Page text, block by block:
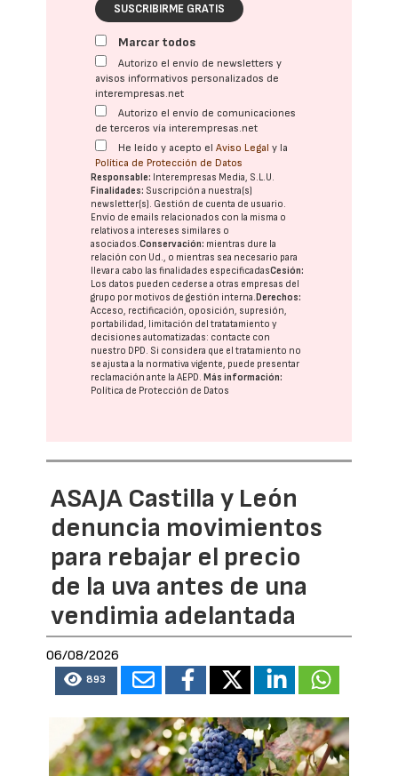
SUSCRIBIRME GRATIS
Marcar todos
Autorizo el envío de newsletters y
avisos informativos personalizados de
interempresas.net
Autorizo el envío de comunicaciones
de terceros vía interempresas.net
He leído y acepto elAviso Legal y la
Política de Protección de Datos
Responsable: Interempresas Media, S.L.U.
Finalidades: Suscripción a nuestra(s)
newsletter(s). Gestión de cuenta de usuario.
Envío de emails relacionados con la misma o
relativos a intereses similares o
asociados.Conservación: mientras dure la
relación con Ud., o mientras sea necesario para
llevar a cabo las finalidades especificadasCesión:
Los datos pueden cederse a otras empresas del
grupo por motivos de gestión interna.Derechos:
Acceso, rectificación, oposición, supresión,
portabilidad, limitación del tratatamiento y
decisiones automatizadas: contacte con
nuestro DPD. Si considera que el tratamiento no
se ajusta a la normativa vigente, puede presentar
reclamación ante laAEPD.Más información:
Política de Protección de Datos
ASAJA Castilla y León
denuncia movimientos
para rebajar el precio
de la uva antes de una
vendimia adelantada
06/08/2026
893